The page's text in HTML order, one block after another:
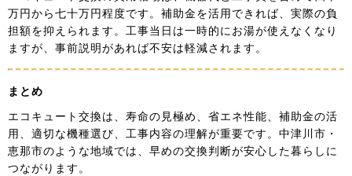
万円から七十万円程度です。補助金を活用できれば、実際の負
担額を抑えられます。工事当日は一時的にお湯が使えなくなり
ますが、事前説明があれば不安は軽減されます。
まとめ
エコキュート交換は、寿命の見極め、省エネ性能、補助金の活
用、適切な機種選び、工事内容の理解が重要です。中津川市・
恵那市のような地域では、早めの交換判断が安心した暮らしに
つながります。